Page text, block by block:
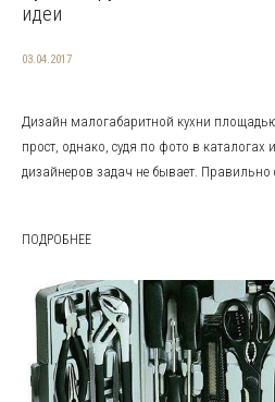
идеи
03.04.2017
Дизайн малогабаритной кухни
прост, однако, судя по фото в
дизайнеров задач не бывает.
ПОДРОБНЕЕ